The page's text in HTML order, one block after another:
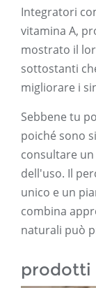
Integratori
vitamina A,
mostrato il
sottostanti
migliorare i
Sebbene tu
poiché sono
consultare
dell'uso. Il
unico e un
combina
naturali può
prodotti